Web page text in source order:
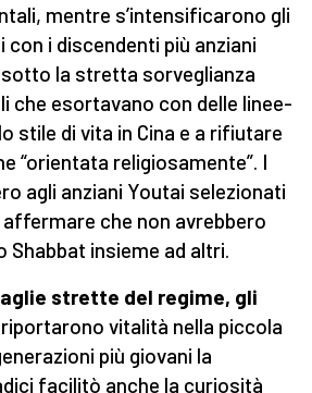
mentre s’intensificarono gli
i discendenti più anziani
la stretta sorveglianza
che esortavano con delle linee-
stile di vita in Cina e a rifiutare
“orientata religiosamente”. I
agli anziani Youtai selezionati
che non avrebbero
Shabbat insieme ad altri.
strette del regime, gli
riportarono vitalità nella piccola
più giovani la
facilitò anche la curiosità